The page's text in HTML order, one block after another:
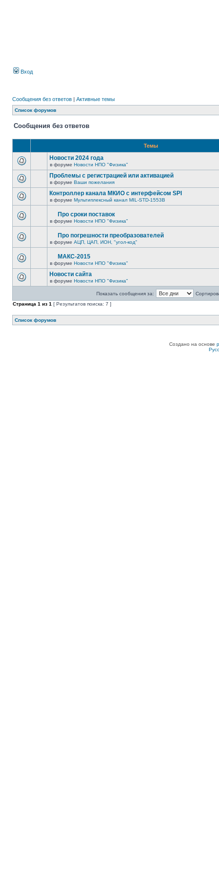
Вход
Сообщения без ответов | Активные темы
Список форумов
Сообщения без ответов
Темы
Новости 2024 года
в форуме Новости НПО "Физика"
Проблемы с регистрацией или активацией
в форуме Ваши пожелания
Контроллер канала МКИО с интерфейсом SPI
в форуме Мультиплексный канал MIL-STD-1553B
Про сроки поставок
в форуме Новости НПО "Физика"
Про погрешности преобразователей
в форуме АЦП, ЦАП, ИОН, "угол-код"
МАКС-2015
в форуме Новости НПО "Физика"
Новости сайта
в форуме Новости НПО "Физика"
Показать сообщения за:
Страница 1 из 1 [ Результатов поиска: 7 ]
Список форумов
Создано на основе